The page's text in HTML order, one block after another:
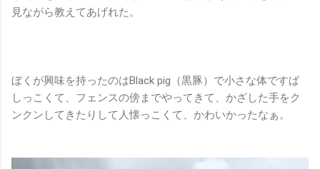
見ながら教えてあげれた。
ぼくが興味を持ったのはBlack pig（黒豚）で小さな体ですば
しっこくて、フェンスの傍までやってきて、かざした手をク
ンクンしてきたりして人懐っこくて、かわいかったなぁ。